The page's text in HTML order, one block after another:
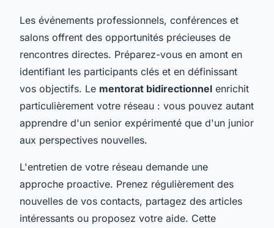
Les événements professionnels, conférences et
salons offrent des opportunités précieuses de
rencontres directes. Préparez-vous en amont en
identifiant les participants clés et en définissant
vos objectifs. Le mentorat bidirectionnel enrichit
particulièrement votre réseau : vous pouvez autant
apprendre d'un senior expérimenté que d'un junior
aux perspectives nouvelles.
L'entretien de votre réseau demande une
approche proactive. Prenez régulièrement des
nouvelles de vos contacts, partagez des articles
intéressants ou proposez votre aide. Cette